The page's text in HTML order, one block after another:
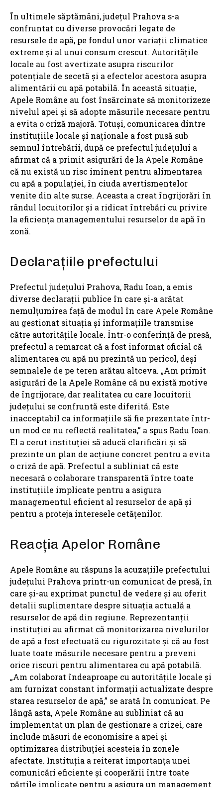
În ultimele săptămâni, județul Prahova s-a
confruntat cu diverse provocări legate de
resursele de apă, pe fondul unor variații climatice
extreme și al unui consum crescut. Autoritățile
locale au fost avertizate asupra riscurilor
potențiale de secetă și a efectelor acestora asupra
alimentării cu apă potabilă. În această situație,
Apele Române au fost însărcinate să monitorizeze
nivelul apei și să adopte măsurile necesare pentru
a evita o criză majoră. Totuși, comunicarea dintre
instituțiile locale și naționale a fost pusă sub
semnul întrebării, după ce prefectul județului a
afirmat că a primit asigurări de la Apele Române
că nu există un risc iminent pentru alimentarea
cu apă a populației, în ciuda avertismentelor
venite din alte surse. Aceasta a creat îngrijorări în
rândul locuitorilor și a ridicat întrebări cu privire
la eficiența managementului resurselor de apă în
zonă.
Declarațiile prefectului
Prefectul județului Prahova, Radu Ioan, a emis
diverse declarații publice în care și-a arătat
nemulțumirea față de modul în care Apele Române
au gestionat situația și informațiile transmise
către autoritățile locale. Într-o conferință de presă,
prefectul a remarcat că a fost informat oficial că
alimentarea cu apă nu prezintă un pericol, deși
semnalele de pe teren arătau altceva. „Am primit
asigurări de la Apele Române că nu există motive
de îngrijorare, dar realitatea cu care locuitorii
județului se confruntă este diferită. Este
inacceptabil ca informațiile să fie prezentate într-
un mod ce nu reflectă realitatea,” a spus Radu Ioan.
El a cerut instituției să aducă clarificări și să
prezinte un plan de acțiune concret pentru a evita
o criză de apă. Prefectul a subliniat că este
necesară o colaborare transparentă între toate
instituțiile implicate pentru a asigura
managementul eficient al resurselor de apă și
pentru a proteja interesele cetățenilor.
Reacția Apelor Române
Apele Române au răspuns la acuzațiile prefectului
județului Prahova printr-un comunicat de presă, în
care și-au exprimat punctul de vedere și au oferit
detalii suplimentare despre situația actuală a
resurselor de apă din regiune. Reprezentanții
instituției au afirmat că monitorizarea nivelurilor
de apă a fost efectuată cu rigurozitate și că au fost
luate toate măsurile necesare pentru a preveni
orice riscuri pentru alimentarea cu apă potabilă.
„Am colaborat îndeaproape cu autoritățile locale și
am furnizat constant informații actualizate despre
starea resurselor de apă,” se arată în comunicat. Pe
lângă asta, Apele Române au subliniat că au
implementat un plan de gestionare a crizei, care
include măsuri de economisire a apei și
optimizarea distribuției acesteia în zonele
afectate. Instituția a reiterat importanța unei
comunicări eficiente și cooperării între toate
părțile implicate pentru a asigura un management